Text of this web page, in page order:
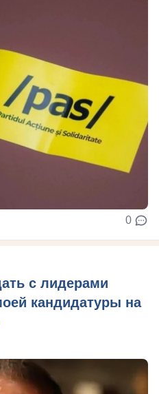
0
с лидерами
кандидатуры на